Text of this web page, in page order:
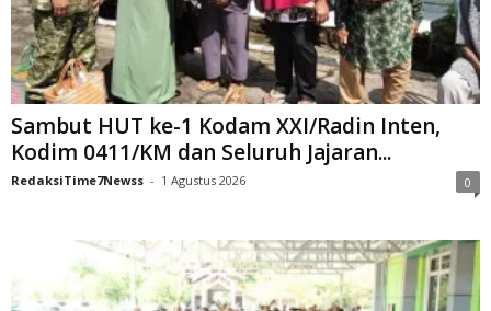
Sambut HUT ke-1 Kodam XXI/Radin Inten,
Kodim 0411/KM dan Seluruh Jajaran...
RedaksiTime7Newss - 1 Agustus 2026 0